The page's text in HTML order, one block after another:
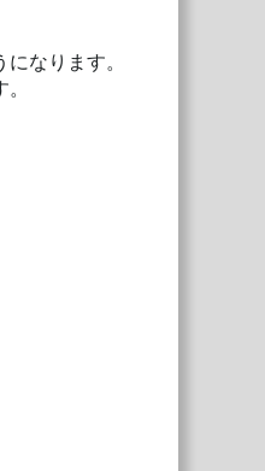
なります。